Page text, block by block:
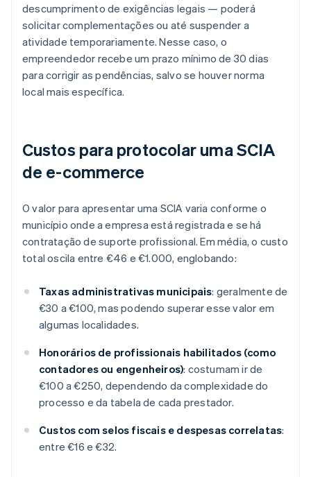
descumprimento de exigências legais — poderá
solicitar complementações ou até suspender a
atividade temporariamente. Nesse caso, o
empreendedor recebe um prazo mínimo de 30 dias
para corrigir as pendências, salvo se houver norma
local mais específica.
Custos para protocolar uma SCIA
de e-commerce
O valor para apresentar uma SCIA varia conforme o
município onde a empresa está registrada e se há
contratação de suporte profissional. Em média, o custo
total oscila entre €46 e €1.000, englobando:
Taxas administrativas municipais: geralmente de
€30 a €100, mas podendo superar esse valor em
algumas localidades.
Honorários de profissionais habilitados (como
contadores ou engenheiros): costumam ir de
€100 a €250, dependendo da complexidade do
processo e da tabela de cada prestador.
Custos com selos fiscais e despesas correlatas:
entre €16 e €32.